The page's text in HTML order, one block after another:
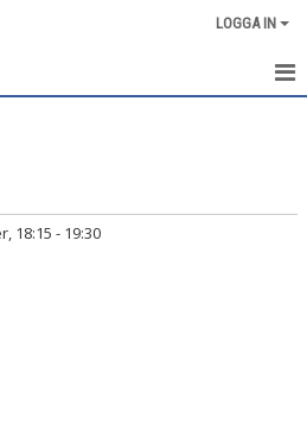
LOGGA IN
18:15 - 19:30